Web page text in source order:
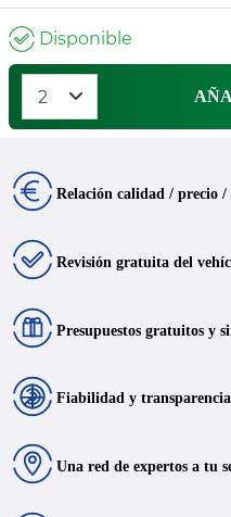
Disponible
Relación calidad / precio /
Revisión gratuita del
Presupuestos gratuitos y
Fiabilidad y transparencia
Una red de expertos a tu